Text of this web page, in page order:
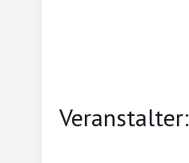
Veranstalter: